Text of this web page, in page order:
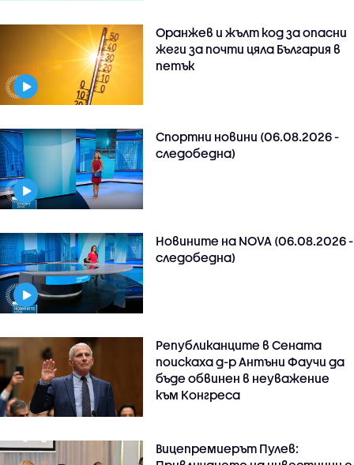
Оранжев и жълт код за опасни
жеги за почти цяла България в
петък
Спортни новини (06.08.2026 -
следобедна)
Новините на NOVA (06.08.2026 -
следобедна)
Републиканците в Сената
поискаха д-р Антъни Фаучи да
бъде обвинен в неуважение
към Конгреса
Вицепремиерът Пулев: